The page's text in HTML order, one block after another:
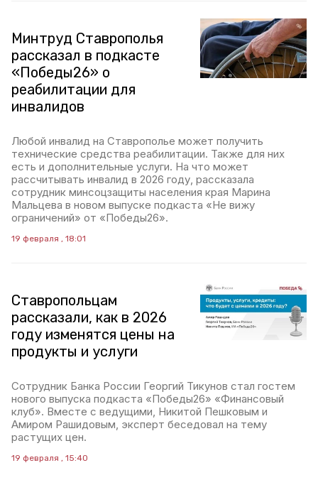
Минтруд Ставрополья
рассказал в подкасте
«Победы26» о
реабилитации для
инвалидов
Любой инвалид на Ставрополье может получить
технические средства реабилитации. Также для них
есть и дополнительные услуги. На что может
рассчитывать инвалид в 2026 году, рассказала
сотрудник минсоцзащиты населения края Марина
Мальцева в новом выпуске подкаста «Не вижу
ограничений» от «Победы26».
19 февраля , 18:01
Ставропольцам
рассказали, как в 2026
году изменятся цены на
продукты и услуги
Сотрудник Банка России Георгий Тикунов стал гостем
нового выпуска подкаста «Победы26» «Финансовый
клуб». Вместе с ведущими, Никитой Пешковым и
Амиром Рашидовым, эксперт беседовал на тему
растущих цен.
19 февраля , 15:40